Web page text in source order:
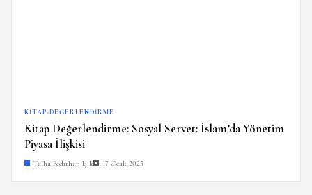
KITAP-DEĞERLENDIRME
Kitap Değerlendirme: Sosyal Servet: İslam’da Yönetim
Piyasa İlişkisi
Talha Bedirhan Işık 17 Ocak 2025